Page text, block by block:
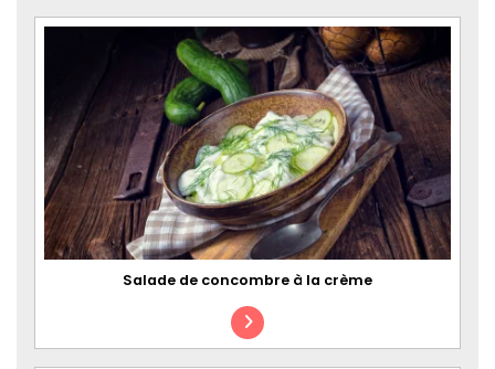
Salade de concombre à la crème